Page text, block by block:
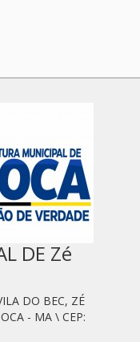
DE Zé
DO BEC, ZÉ
- MA \ CEP: